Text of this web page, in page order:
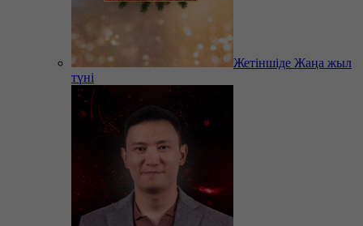
Жетіншіде Жаңа жыл
түні